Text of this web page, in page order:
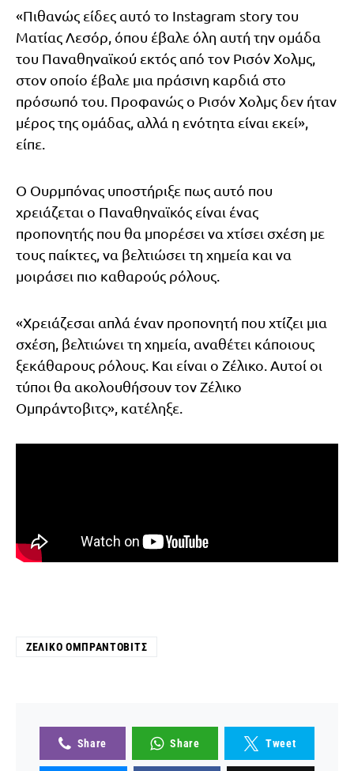
«Πιθανώς είδες αυτό το Instagram story του
Ματίας Λεσόρ, όπου έβαλε όλη αυτή την ομάδα
του Παναθηναϊκού εκτός από τον Ρισόν Χολμς,
στον οποίο έβαλε μια πράσινη καρδιά στο
πρόσωπό του. Προφανώς ο Ρισόν Χολμς δεν ήταν
μέρος της ομάδας, αλλά η ενότητα είναι εκεί»,
είπε.
Ο Ουρμπόνας υποστήριξε πως αυτό που
χρειάζεται ο Παναθηναϊκός είναι ένας
προπονητής που θα μπορέσει να χτίσει σχέση με
τους παίκτες, να βελτιώσει τη χημεία και να
μοιράσει πιο καθαρούς ρόλους.
«Χρειάζεσαι απλά έναν προπονητή που χτίζει μια
σχέση, βελτιώνει τη χημεία, αναθέτει κάποιους
ξεκάθαρους ρόλους. Και είναι ο Ζέλικο. Αυτοί οι
τύποι θα ακολουθήσουν τον Ζέλικο
Ομπράντοβιτς», κατέληξε.
ΖΈΛΙΚΟ ΟΜΠΡΆΝΤΟΒΙΤΣ
Share Share Tweet